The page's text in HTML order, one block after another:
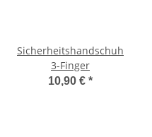
Sicherheitshandschuh
3-Finger
10,90 € *